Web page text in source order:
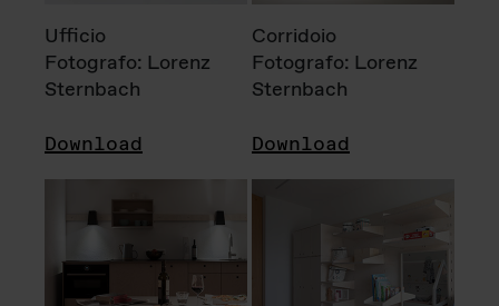
Ufficio
Fotografo: Lorenz
Sternbach
Download
Corridoio
Fotografo: Lorenz
Sternbach
Download